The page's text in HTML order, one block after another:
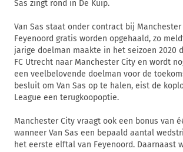
Sas zingt rond in De Kuip.
Van Sas staat onder contract bij
Feyenoord gratis worden opgehaald, zo
jarige doelman maakte in het seizoen 2020
FC Utrecht naar Manchester City en wordt
een veelbelovende doelman voor de
besluit om Van Sas op te halen, eist de
League een terugkoopoptie.
Manchester City vraagt ook een bonus van
wanneer Van Sas een bepaald aantal
het eerste elftal van Feyenoord. Daarnaast